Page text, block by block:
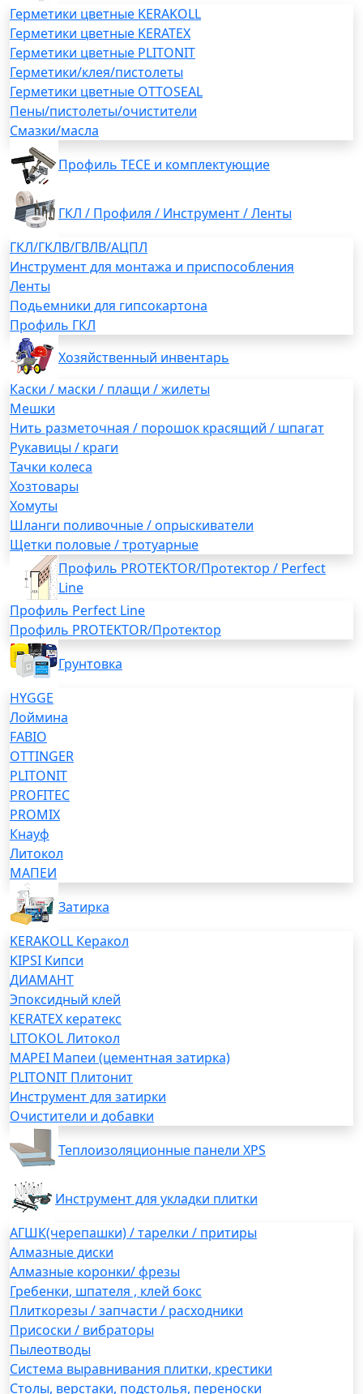
Герметики цветные KERAKOLL
Герметики цветные KERATEX
Герметики цветные PLITONIT
Герметики/клея/пистолеты
Герметики цветные OTTOSEAL
Пены/пистолеты/очистители
Смазки/масла
Профиль TECE и комплектующие
ГКЛ / Профиля / Инструмент / Ленты
ГКЛ/ГКЛВ/ГВЛВ/АЦПЛ
Инструмент для монтажа и приспособления
Ленты
Подьемники для гипсокартона
Профиль ГКЛ
Хозяйственный инвентарь
Каски / маски / плащи / жилеты
Мешки
Нить разметочная / порошок красящий / шпагат
Рукавицы / краги
Тачки колеса
Хозтовары
Хомуты
Шланги поливочные / опрыскиватели
Щетки половые / тротуарные
Профиль PROTEKTOR/Протектор / Perfect
Line
Профиль Perfect Line
Профиль PROTEKTOR/Протектор
Грунтовка
HYGGE
Лоймина
FABIO
OTTINGER
PLITONIT
PROFITEC
PROMIX
Кнауф
Литокол
МАПЕИ
Затирка
KERAKOLL Керакол
KIPSI Кипси
ДИАМАНТ
Эпоксидный клей
KERATEX кератекс
LITOKOL Литокол
MAPEI Мапеи (цементная затирка)
PLITONIT Плитонит
Инструмент для затирки
Очистители и добавки
Теплоизоляционные панели XPS
Инструмент для укладки плитки
АГШК(черепашки) / тарелки / притиры
Алмазные диски
Алмазные коронки/ фрезы
Гребенки, шпателя , клей бокс
Плиткорезы / запчасти / расходники
Присоски / вибраторы
Пылеотводы
Система выравнивания плитки, крестики
Столы, верстаки, подстолья, переноски